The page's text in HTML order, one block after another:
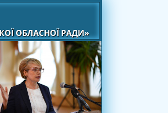
ОБЛАСНОЇ РАДИ»